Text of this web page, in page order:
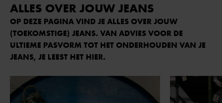
ALLES OVER JOUW JEANS
OP DEZE PAGINA VIND JE ALLES OVER JOUW
(TOEKOMSTIGE) JEANS. VAN ADVIES VOOR DE
ULTIEME PASVORM TOT HET ONDERHOUDEN VAN JE
JEANS, JE LEEST HET HIER.